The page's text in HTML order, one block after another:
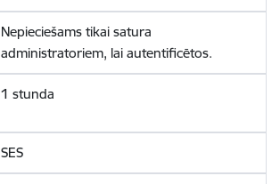
Nepieciešams tikai satura
administratoriem, lai autentificētos.
1 stunda
SES